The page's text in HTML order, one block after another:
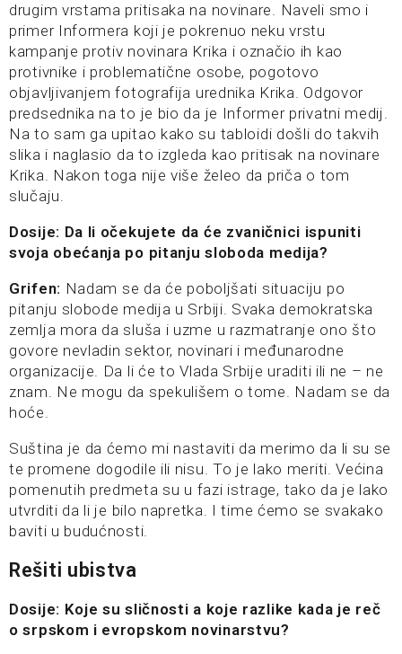
drugim vrstama pritisaka na novinare. Naveli smo i
primer Informera koji je pokrenuo neku vrstu
kampanje protiv novinara Krika i označio ih kao
protivnike i problematične osobe, pogotovo
objavljivanjem fotografija urednika Krika. Odgovor
predsednika na to je bio da je Informer privatni medij.
Na to sam ga upitao kako su tabloidi došli do takvih
slika i naglasio da to izgleda kao pritisak na novinare
Krika. Nakon toga nije više želeo da priča o tom
slučaju.
Dosije: Da li očekujete da će zvaničnici ispuniti
svoja obećanja po pitanju sloboda medija?
Grifen: Nadam se da će poboljšati situaciju po
pitanju slobode medija u Srbiji. Svaka demokratska
zemlja mora da sluša i uzme u razmatranje ono što
govore nevladin sektor, novinari i međunarodne
organizacije. Da li će to Vlada Srbije uraditi ili ne – ne
znam. Ne mogu da spekulišem o tome. Nadam se da
hoće.
Suština je da ćemo mi nastaviti da merimo da li su se
te promene dogodile ili nisu. To je lako meriti. Većina
pomenutih predmeta su u fazi istrage, tako da je lako
utvrditi da li je bilo napretka. I time ćemo se svakako
baviti u budućnosti.
Rešiti ubistva
Dosije: Koje su sličnosti a koje razlike kada je reč
o srpskom i evropskom novinarstvu?